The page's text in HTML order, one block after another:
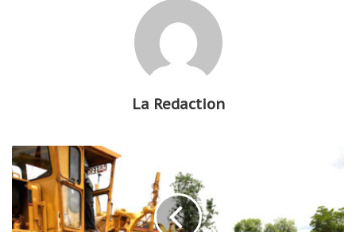
La Redaction